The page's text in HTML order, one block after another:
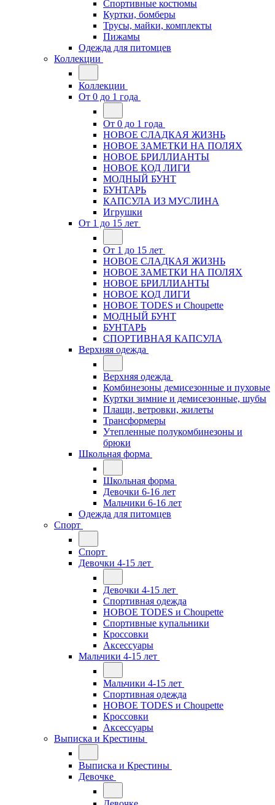
Спортивные костюмы
Куртки, бомберы
Трусы, майки, комплекты
Пижамы
Одежда для питомцев
Коллекции
Коллекции
От 0 до 1 года
От 0 до 1 года
НОВОЕ СЛАДКАЯ ЖИЗНЬ
НОВОЕ ЗАМЕТКИ НА ПОЛЯХ
НОВОЕ БРИЛЛИАНТЫ
НОВОЕ КОД ЛИГИ
МОДНЫЙ БУНТ
БУНТАРЬ
КАПСУЛА ИЗ МУСЛИНА
Игрушки
От 1 до 15 лет
От 1 до 15 лет
НОВОЕ СЛАДКАЯ ЖИЗНЬ
НОВОЕ ЗАМЕТКИ НА ПОЛЯХ
НОВОЕ БРИЛЛИАНТЫ
НОВОЕ КОД ЛИГИ
НОВОЕ TODES и Choupette
МОДНЫЙ БУНТ
БУНТАРЬ
СПОРТИВНАЯ КАПСУЛА
Верхняя одежда
Верхняя одежда
Комбинезоны демисезонные и пуховые
Куртки зимние и демисезонные, шубы
Плащи, ветровки, жилеты
Трансформеры
Утепленные полукомбинезоны и
брюки
Школьная форма
Школьная форма
Девочки 6-16 лет
Мальчики 6-16 лет
Одежда для питомцев
Спорт
Спорт
Девочки 4-15 лет
Девочки 4-15 лет
Спортивная одежда
НОВОЕ TODES и Choupette
Спортивные купальники
Кроссовки
Аксессуары
Мальчики 4-15 лет
Мальчики 4-15 лет
Спортивная одежда
НОВОЕ TODES и Choupette
Кроссовки
Аксессуары
Выписка и Крестины
Выписка и Крестины
Девочке